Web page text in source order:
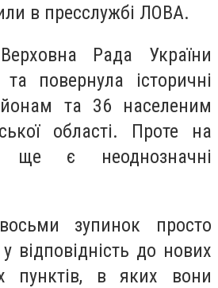
в пресслужбі ЛОВА.
Рада України
та повернула історичні
та 36 населеним
області. Проте на
ще є неоднозначні
зупинок просто
відповідність до нових
пунктів, в яких вони